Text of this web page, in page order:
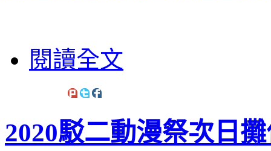
閱讀全文
2020駁二動漫祭次日